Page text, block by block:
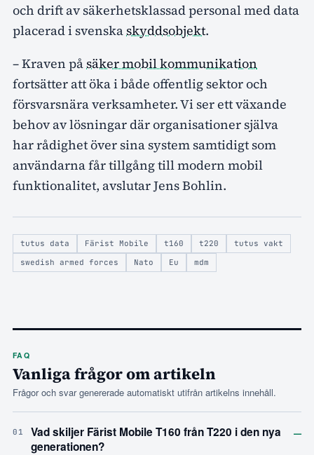
och drift av säkerhetsklassad personal med data
placerad i svenskaskyddsobjekt.
– Kraven påsäker mobil kommunikation
fortsätter att öka i både offentlig sektor och
försvarsnära verksamheter. Vi ser ett växande
behov av lösningar där organisationer själva
har rådighet över sina system samtidigt som
användarna får tillgång till modern mobil
funktionalitet, avslutar Jens Bohlin.
tutus data Färist Mobile t160 t220
tutus vakt
swedish armed forces
Nato Eu mdm
FAQ
Vanliga frågor om artikeln
Frågor och svar genererade automatiskt utifrån artikelns innehåll.
01
Vad skiljer Färist Mobile T160 från T220 i den nya
generationen?
–